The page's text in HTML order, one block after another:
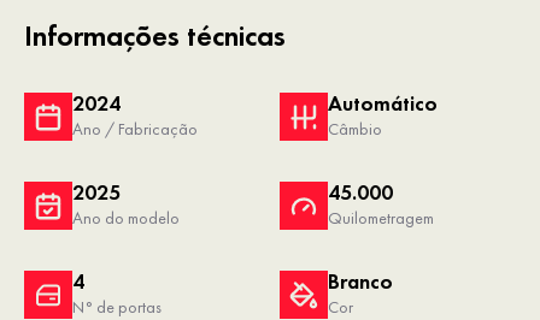
Informações técnicas
2024
Ano / Fabricação
Automático
Câmbio
4
N° de portas
Branco
Cor
2025
Ano do modelo
45.000
Quilometragem